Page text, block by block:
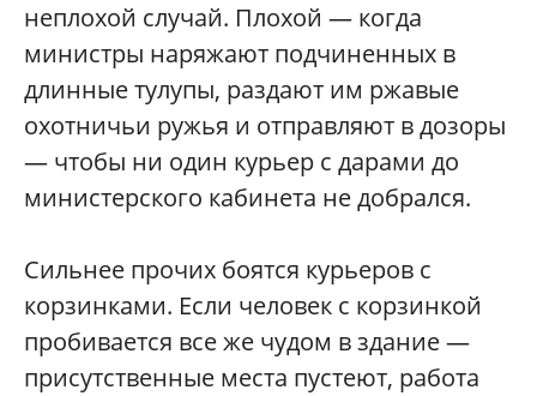
неплохой случай. Плохой — когда
министры наряжают подчиненных в
длинные тулупы, раздают им ржавые
охотничьи ружья и отправляют в дозоры
— чтобы ни один курьер с дарами до
министерского кабинета не добрался.
Сильнее прочих боятся курьеров с
корзинками. Если человек с корзинкой
пробивается все же чудом в здание —
присутственные места пустеют, работа